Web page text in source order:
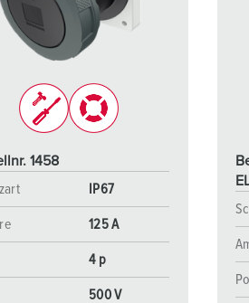
1458
IP67
125 A
4 p
500 V